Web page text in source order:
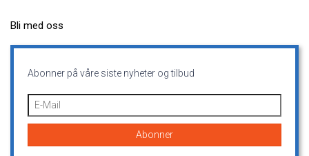
Bli med oss
Abonner på våre siste nyheter og tilbud